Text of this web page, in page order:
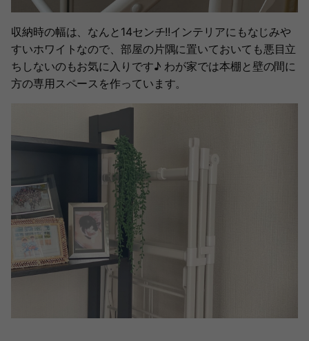
収納時の幅は、なんと14センチ!!インテリアにもなじみや
すいホワイトなので、部屋の片隅に置いておいても悪目立
ちしないのもお気に入りです♪ わが家では本棚と壁の間に
方の専用スペースを作っています。